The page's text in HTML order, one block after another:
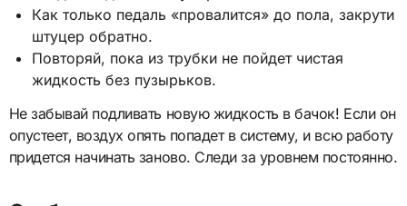
Как только педаль «провалится» до пола, закрути
штуцер обратно.
Повторяй, пока из трубки не пойдет чистая
жидкость без пузырьков.
Не забывай подливать новую жидкость в бачок! Если он
опустеет, воздух опять попадет в систему, и всю работу
придется начинать заново. Следи за уровнем постоянно.